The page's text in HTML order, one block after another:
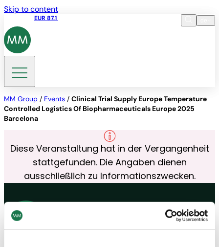
Skip to content
EUR 87.1
MM Group / Events / Clinical Trial Supply Europe Temperature
Controlled Logistics Of Biopharmaceuticals Europe 2025
Barcelona
Diese Veranstaltung hat in der Vergangenheit
stattgefunden. Die Angaben dienen
ausschließlich zu Informationszwecken.
Kontakt
Newsletter abonnieren